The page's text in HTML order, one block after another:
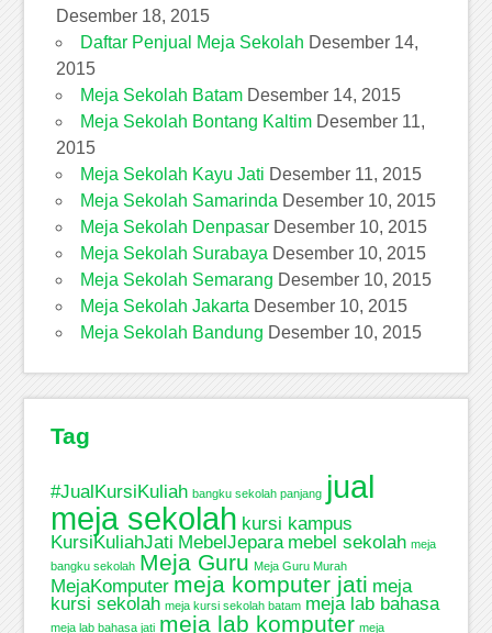
Desember 18, 2015
Daftar Penjual Meja Sekolah Desember 14,
2015
Meja Sekolah Batam Desember 14, 2015
Meja Sekolah Bontang Kaltim Desember 11,
2015
Meja Sekolah Kayu Jati Desember 11, 2015
Meja Sekolah Samarinda Desember 10, 2015
Meja Sekolah Denpasar Desember 10, 2015
Meja Sekolah Surabaya Desember 10, 2015
Meja Sekolah Semarang Desember 10, 2015
Meja Sekolah Jakarta Desember 10, 2015
Meja Sekolah Bandung Desember 10, 2015
Tag
#JualKursiKuliah bangku sekolah panjang jual
meja sekolah kursi kampus
KursiKuliahJati MebelJepara mebel sekolah meja
bangku sekolah Meja Guru Meja Guru Murah
MejaKomputer meja komputer jati meja
kursi sekolah meja kursi sekolah batam meja lab bahasa
meja lab bahasa jati meja lab komputer meja